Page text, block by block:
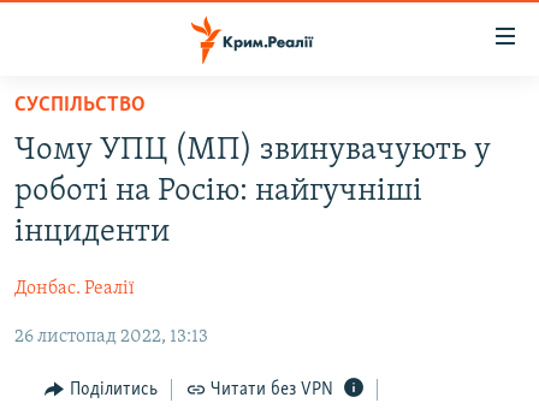
Перейти
основного
матеріалу
Перейти
до
основної
Перейти
пошуку
ВОДА.КРИМ
ВІДЕО ТА ФОТО
БЛОГИ
ПОГЛЯД
ІНТЕРВ'Ю
СУСПІЛЬСТВО
Чому УПЦ (МП) звинувачують у
роботі на Росію: найгучніші
інциденти
Донбас. Реалії
26 листопад 2022, 13:13
Поділитись Читати без VPN